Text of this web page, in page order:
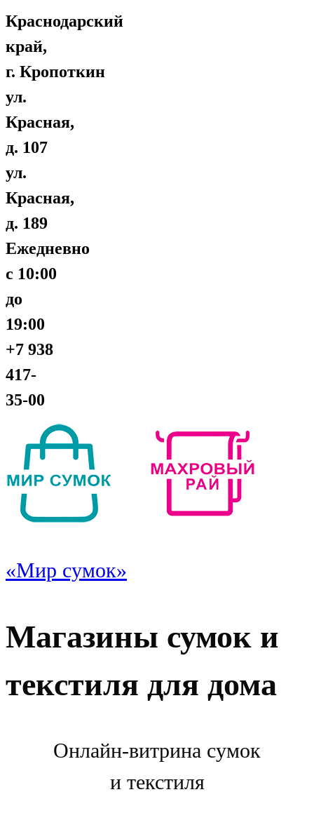
Краснодарский
край,
г. Кропоткин
ул.
Красная,
д. 107
ул.
Красная,
д. 189
Ежедневно
с 10:00
до
19:00
+7 938
417-
35-00
«Мир сумок»
Магазины сумок и
текстиля для дома
Онлайн-витрина сумок
и текстиля